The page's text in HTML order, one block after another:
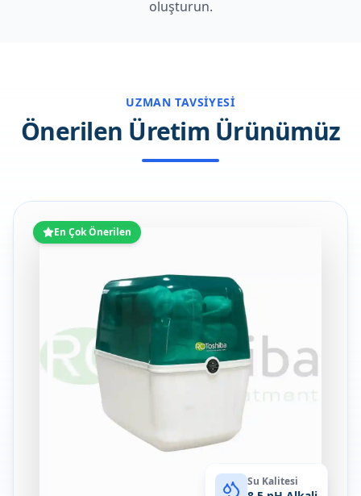
oluşturun.
UZMAN TAVSIYESI
Önerilen Üretim Ürünümüz
En Çok Önerilen
Su Kalitesi